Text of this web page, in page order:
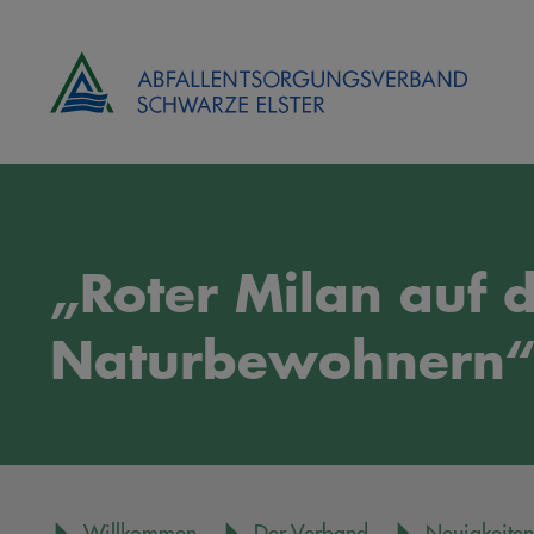
„Roter Milan auf
Naturbewohnern“